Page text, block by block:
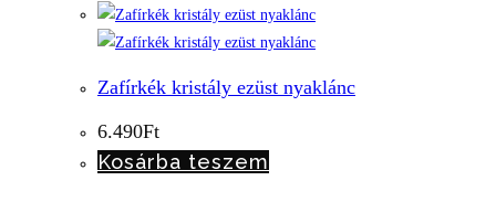
Zafírkék kristály ezüst nyaklánc
6.490Ft
Kosárba teszem